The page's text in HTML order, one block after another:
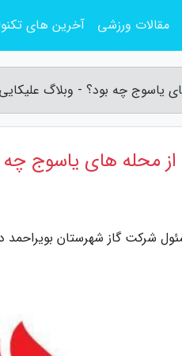
یاسوج چه بود؟ - وبلاگ علیکایی
محله های یاسوج چه
شرکت گاز شهرستان
مقالات ورزشی آخرین های